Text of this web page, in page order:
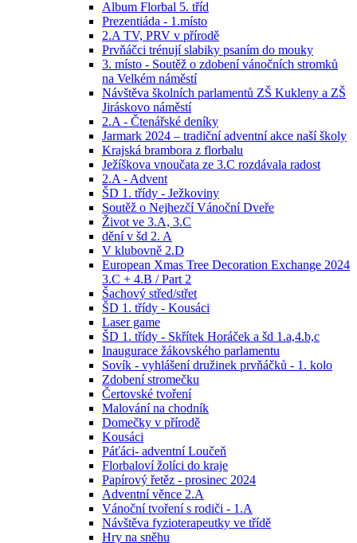
Album Florbal 5. tříd
Prezentiáda - 1.místo
2.A TV, PRV v přírodě
Prvňáčci trénují slabiky psaním do mouky
3. místo - Soutěž o zdobení vánočních stromků
na Velkém náměstí
Návštěva školních parlamentů ZŠ Kukleny a ZŠ
Jiráskovo náměstí
2.A - Čtenářské deníky
Jarmark 2024 – tradiční adventní akce naší školy
Krajská brambora z florbalu
Ježíškova vnoučata ze 3.C rozdávala radost
2.A - Advent
ŠD 1. třídy - Ježkoviny
Soutěž o Nejhezčí Vánoční Dveře
Život ve 3.A, 3.C
dění v šd 2. A
V klubovně 2.D
European Xmas Tree Decoration Exchange 2024
3.C + 4.B / Part 2
Šachový střed/střet
ŠD 1. třídy - Kousáci
Laser game
ŠD 1. třídy - Skřítek Horáček a šd 1.a,4.b,c
Inaugurace žákovského parlamentu
Sovík - vyhlášení družinek prvňáčků - 1. kolo
Zdobení stromečku
Čertovské tvoření
Malování na chodník
Domečky v přírodě
Kousáci
Páťáci- adventní Loučeň
Florbaloví žolíci do kraje
Papírový řetěz - prosinec 2024
Adventní věnce 2.A
Vánoční tvoření s rodiči - 1.A
Návštěva fyzioterapeutky ve třídě
Hry na sněhu